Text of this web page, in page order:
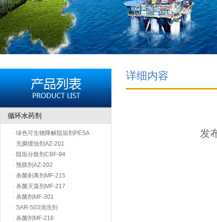
循环水药剂
· 绿色可生物降解阻垢剂PESA
· 无膦缓蚀剂AZ-201
· 阻垢分散剂CBF-94
· 预膜剂AZ-202
· 杀菌剥离剂MF-215
· 杀菌灭藻剂MF-217
· 杀菌剂MF-301
· SAR-503清洗剂
· 杀菌剂MF-216
详细内容
发